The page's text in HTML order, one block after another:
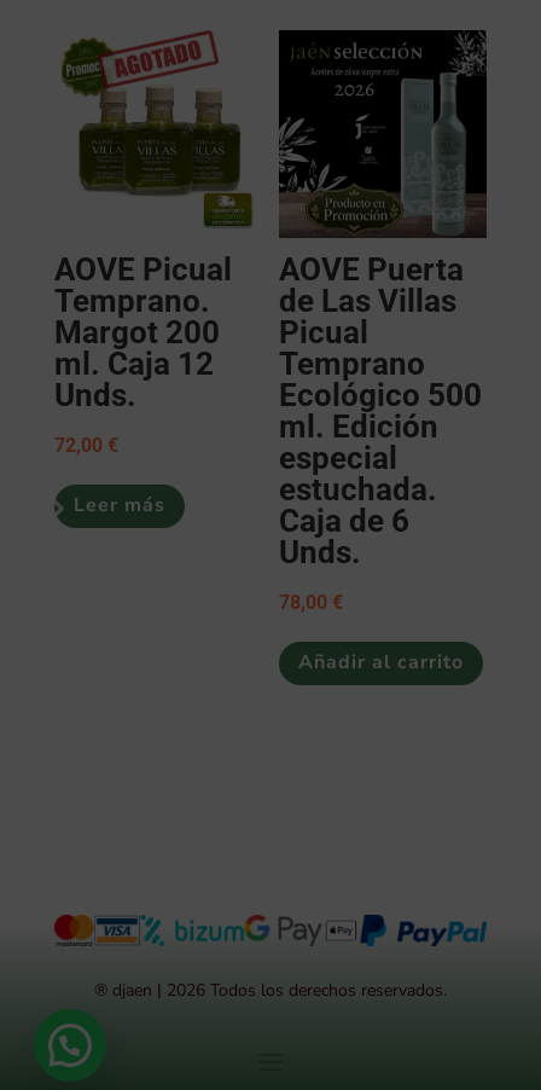
AOVE Picual
Temprano.
Margot 200
ml. Caja 12
Unds.
72,00 €
Leer más
AOVE Puerta
de Las Villas
Picual
Temprano
Ecológico 500
ml. Edición
especial
estuchada.
Caja de 6
Unds.
78,00 €
Añadir al carrito
® djaen | 2026 Todos los derechos reservados.